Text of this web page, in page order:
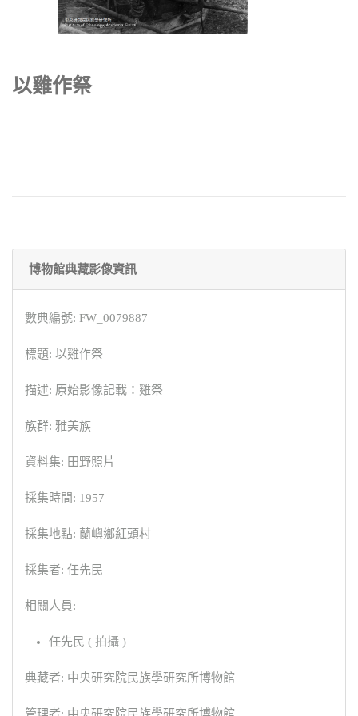
以雞作祭
博物館典藏影像資訊
數典編號: FW_0079887
標題: 以雞作祭
描述: 原始影像記載：雞祭
族群: 雅美族
資料集: 田野照片
採集時間: 1957
採集地點: 蘭嶼鄉紅頭村
採集者: 任先民
相關人員:
任先民 ( 拍攝 )
典藏者: 中央研究院民族學研究所博物館